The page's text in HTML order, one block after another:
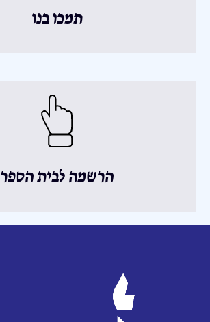
תמכו בנו
הרשמה לבית הספר